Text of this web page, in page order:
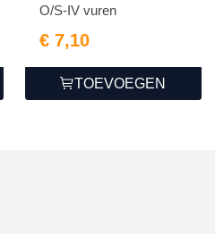
O/S-IV vuren
€ 7,10
TOEVOEGEN